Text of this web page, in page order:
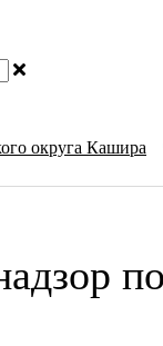
округа Кашира